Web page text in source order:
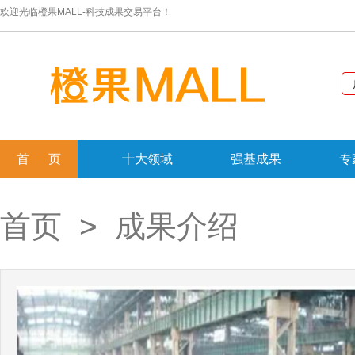
欢迎光临橙果MALL-科技成果交易平台！
首 页 十大领域 强基成果 专
首页 > 成果介绍